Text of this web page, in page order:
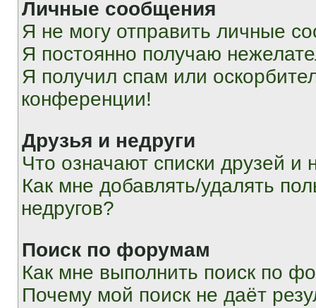
Личные сообщения
Я не могу отправить личные
Я постоянно получаю
Я получил спам или
конференции!
Друзья и недруги
Что означают списки друзей и
Как мне добавлять/удалять
недругов?
Поиск по форумам
Как мне выполнить поиск по
Почему мой поиск не даёт